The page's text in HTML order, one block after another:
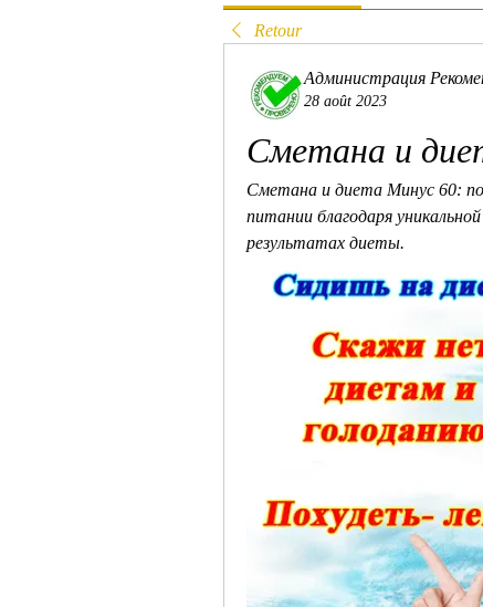
Retour
Администрация
28 août 2023
Сметана и
Сметана и диета Минус 60:
питании благодаря
результатах диеты.